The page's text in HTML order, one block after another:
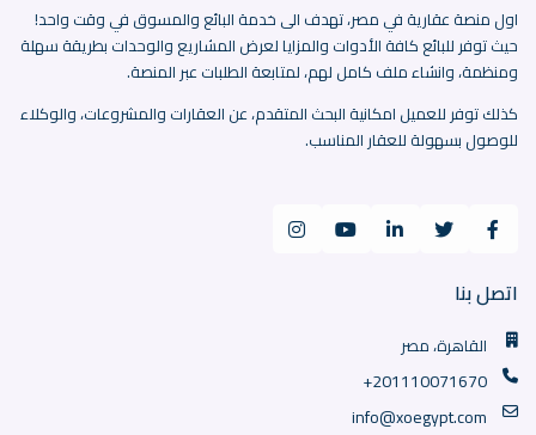
اول منصة عقارية في مصر، تهدف الى خدمة البائع والمسوق في وقت واحد!
حيث توفر للبائع كافة الأدوات والمزايا لعرض المشاريع والوحدات بطريقة سهلة
ومنظمة، وانشاء ملف كامل لهم، لمتابعة الطلبات عبر المنصة.
كذلك توفر للعميل امكانية البحث المتقدم، عن العقارات والمشروعات، والوكلاء
للوصول بسهولة للعقار المناسب.
اتصل بنا
القاهرة، مصر
+201110071670
info@xoegypt.com